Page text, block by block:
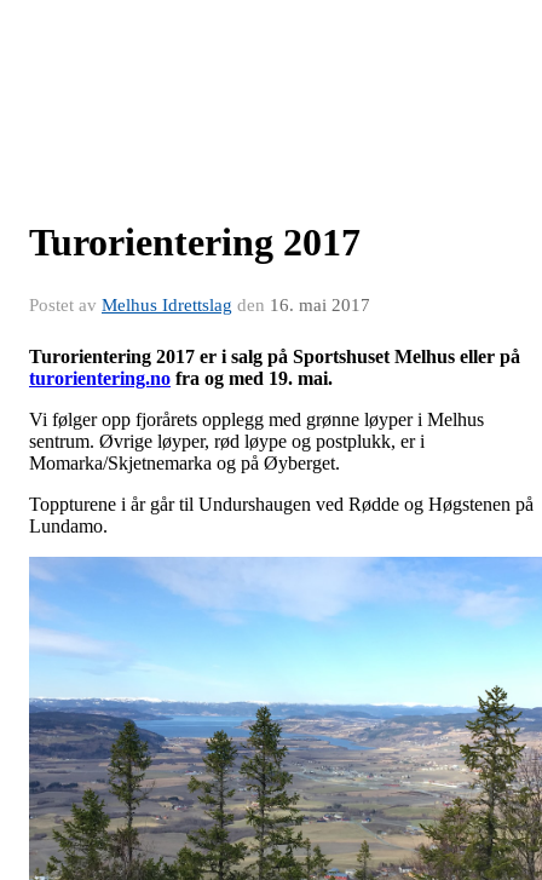
Turorientering 2017
Postet av Melhus Idrettslag den 16. mai 2017
Turorientering 2017 er i salg på Sportshuset Melhus eller på
turorientering.no fra og med 19. mai.
Vi følger opp fjorårets opplegg med grønne løyper i Melhus
sentrum. Øvrige løyper, rød løype og postplukk, er i
Momarka/Skjetnemarka og på Øyberget.
Toppturene i år går til Undurshaugen ved Rødde og Høgstenen på
Lundamo.